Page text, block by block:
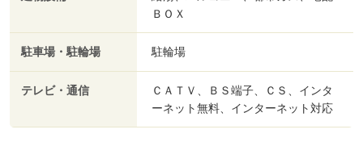
ＢＯＸ
駐車場・駐輪場 駐輪場
テレビ・通信
ＣＡＴＶ、ＢＳ端子、ＣＳ、インタ
ーネット無料、インターネット対応